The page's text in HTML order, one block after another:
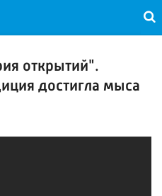
открытий".
достигла мыса